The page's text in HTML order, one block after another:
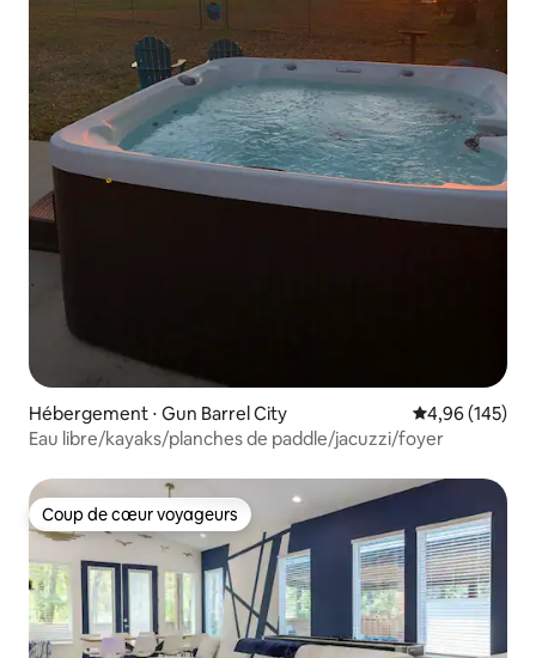
Hébergement ⋅ Gun Barrel City Évaluation
4,96 (145)
Eau libre/kayaks/planches de paddle/jacuzzi/foyer
Coup de cœur voyageurs
Coup de cœur voyageurs